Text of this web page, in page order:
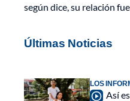
según dice, su relación
Últimas Noticias
LOS
Así